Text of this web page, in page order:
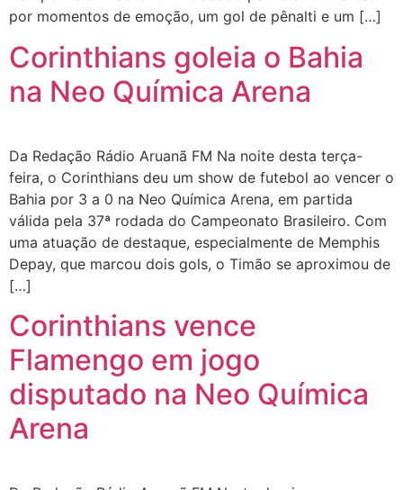
por momentos de emoção, um gol de pênalti e um […]
Corinthians goleia o Bahia
na Neo Química Arena
Da Redação Rádio Aruanã FM Na noite desta terça-
feira, o Corinthians deu um show de futebol ao vencer o
Bahia por 3 a 0 na Neo Química Arena, em partida
válida pela 37ª rodada do Campeonato Brasileiro. Com
uma atuação de destaque, especialmente de Memphis
Depay, que marcou dois gols, o Timão se aproximou de
[…]
Corinthians vence
Flamengo em jogo
disputado na Neo Química
Arena